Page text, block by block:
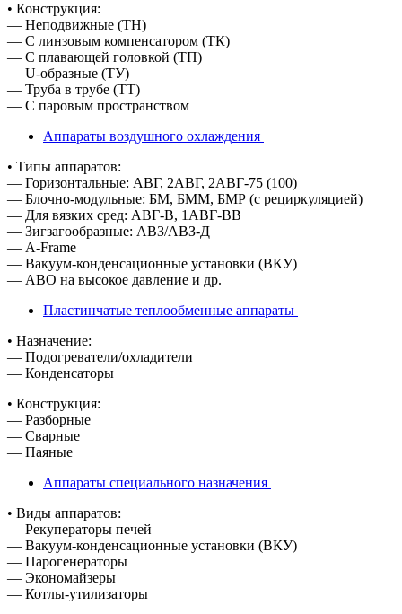
• Конструкция:
— Неподвижные (ТН)
— С линзовым компенсатором (ТК)
— С плавающей головкой (ТП)
— U-образные (ТУ)
— Труба в трубе (ТТ)
— С паровым пространством
Аппараты воздушного охлаждения
• Типы аппаратов:
— Горизонтальные: АВГ, 2АВГ, 2АВГ-75 (100)
— Блочно-модульные: БМ, БММ, БМР (с рециркуляцией)
— Для вязких сред: АВГ-В, 1АВГ-ВВ
— Зигзагообразные: АВЗ/АВЗ-Д
— A-Frame
— Вакуум-конденсационные установки (ВКУ)
— АВО на высокое давление и др.
Пластинчатые теплообменные аппараты
• Назначение:
— Подогреватели/охладители
— Конденсаторы
• Конструкция:
— Разборные
— Сварные
— Паяные
Аппараты специального назначения
• Виды аппаратов:
— Рекуператоры печей
— Вакуум-конденсационные установки (ВКУ)
— Парогенераторы
— Экономайзеры
— Котлы-утилизаторы